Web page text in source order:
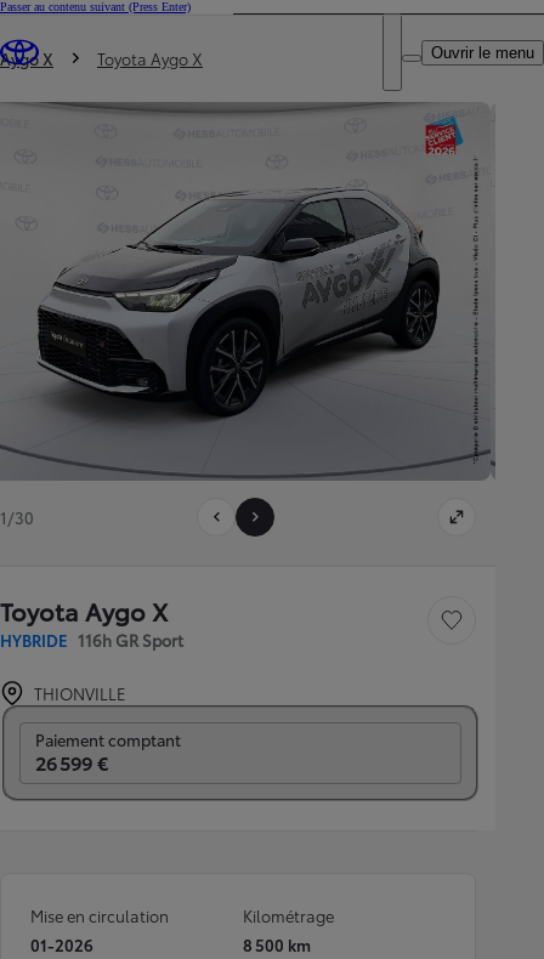
Passer au contenu suivant (Press Enter)
Trouvez un partenaire Toyota
DEALER NAME
Ouvrir le menu
Vous êtes ici
Aygo X Toyota Aygo X
1/30
Toyota Aygo X
HYBRIDE 116h GR Sport
Sauvegarder le
THIONVILLE
Paiement comptant
26 599 €
Mise en circulation
01-2026
Kilométrage
8 500 km